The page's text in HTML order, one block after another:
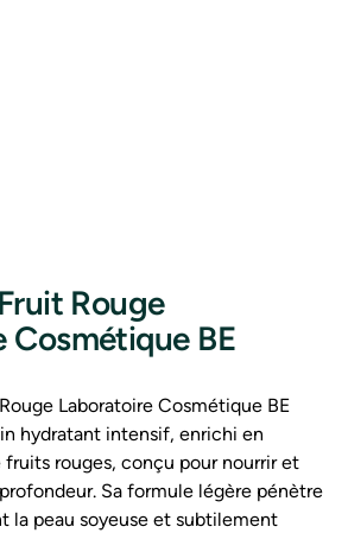
Rouge
Cosmétique BE
Laboratoire Cosmétique BE
hydratant intensif, enrichi en
rouges, conçu pour nourrir et
Sa formule légère pénètre
la peau soyeuse et subtilement